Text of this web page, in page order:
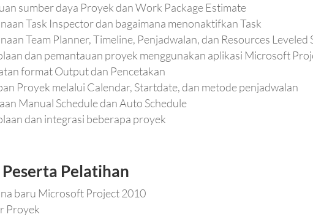
sumber daya Proyek dan Work Package Estimate
Task Inspector dan bagaimana menonaktifkan Task
Team Planner, Timeline, Penjadwalan, dan Resources Leveled
dan pemantauan proyek menggunakan aplikasi Microsoft
format Output dan Pencetakan
Proyek melalui Calendar, Startdate, dan metode penjadwalan
Manual Schedule dan Auto Schedule
dan integrasi beberapa proyek
Pelatihan
baru Microsoft Project 2010
Proyek